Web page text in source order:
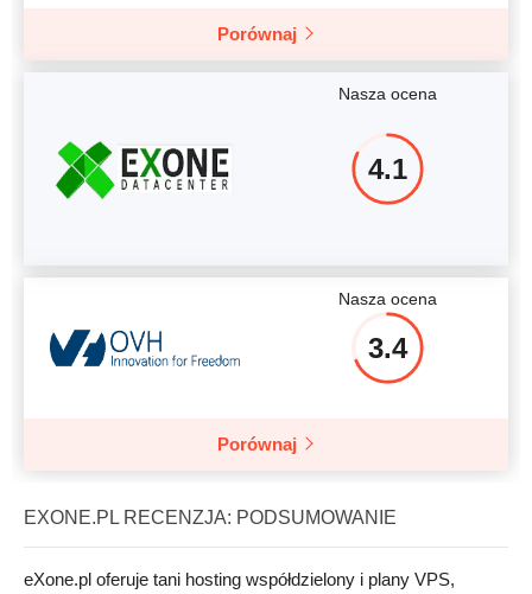
Porównaj
Nasza ocena
4.1
Nasza ocena
3.4
Porównaj
EXONE.PL RECENZJA: PODSUMOWANIE
eXone.pl oferuje tani hosting współdzielony i plany VPS,